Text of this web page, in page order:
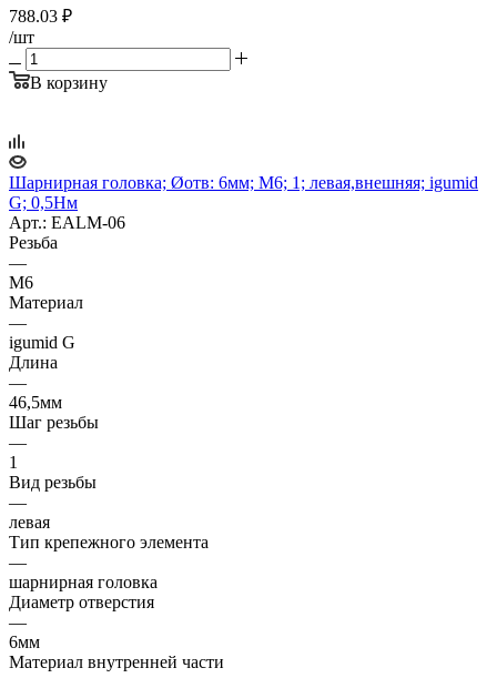
788.03 ₽
/шт
В корзину
Шарнирная головка; Øотв: 6мм; M6; 1; левая,внешняя; igumid
G; 0,5Нм
Арт.: EALM-06
Резьба
—
M6
Материал
—
igumid G
Длина
—
46,5мм
Шаг резьбы
—
1
Вид резьбы
—
левая
Тип крепежного элемента
—
шарнирная головка
Диаметр отверстия
—
6мм
Материал внутренней части